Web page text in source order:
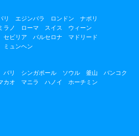
リ エジンバラ ロンドン
ナポリ
ラノ ローマ スイス
ウィーン
セビリア バルセロナ
マドリード
ミュンヘン
バリ シンガポール ソウル 釜山
バンコク
カオ マニラ ハノイ
ホーチミン